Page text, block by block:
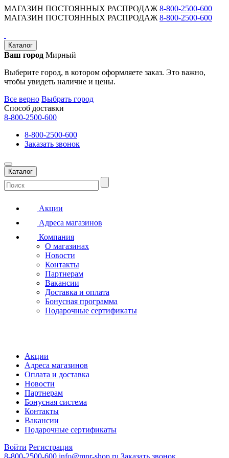
МАГАЗИН ПОСТОЯННЫХ РАСПРОДАЖ 8-800-2500-600
МАГАЗИН ПОСТОЯННЫХ РАСПРОДАЖ 8-800-2500-600
Каталог
Ваш город Мирный
Выберите город, в котором оформляете заказ. Это важно,
чтобы увидеть наличие и цены.
Все верно Выбрать город
Способ доставки
8-800-2500-600
8-800-2500-600
Заказать звонок
Каталог
Акции
Адреса магазинов
Компания
О магазинах
Новости
Контакты
Партнерам
Вакансии
Доставка и оплата
Бонусная программа
Подарочные сертификаты
Акции
Адреса магазинов
Оплата и доставка
Новости
Партнерам
Бонусная система
Контакты
Вакансии
Подарочные сертификаты
Войти Регистрация
8-800-2500-600 info@mpr-shop.ru Заказать звонок